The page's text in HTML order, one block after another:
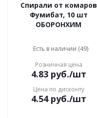
Спирали от комаров
Фумибат, 10 шт
ОБОРОНХИМ
Есть в наличии (49)
Розничная цена
4.83руб./шт
Цена по дисконту
4.54руб./шт